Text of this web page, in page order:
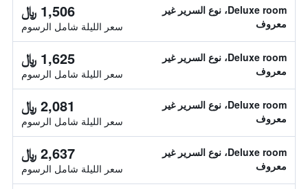
Deluxe room، نوع السرير غير
معروف
1,506 ﷼
سعر الليلة شامل الرسوم
Deluxe room، نوع السرير غير
معروف
1,625 ﷼
سعر الليلة شامل الرسوم
Deluxe room، نوع السرير غير
معروف
2,081 ﷼
سعر الليلة شامل الرسوم
Deluxe room، نوع السرير غير
معروف
2,637 ﷼
سعر الليلة شامل الرسوم